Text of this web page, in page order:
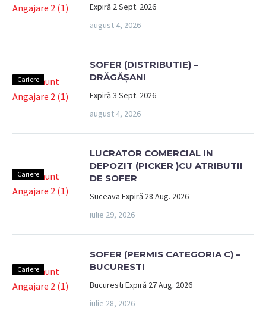
Expiră 2 Sept. 2026
august 4, 2026
Cariere
SOFER (DISTRIBUTIE) –
DRĂGĂȘANI
Expiră 3 Sept. 2026
august 4, 2026
Cariere
LUCRATOR COMERCIAL IN
DEPOZIT (PICKER )CU ATRIBUTII
DE SOFER
Suceava Expiră 28 Aug. 2026
iulie 29, 2026
Cariere
SOFER (PERMIS CATEGORIA C) –
BUCURESTI
Bucuresti Expiră 27 Aug. 2026
iulie 28, 2026